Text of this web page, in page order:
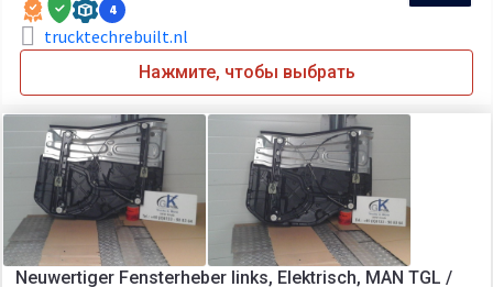
4
trucktechrebuilt.nl
Нажмите, чтобы выбрать
Neuwertiger Fensterheber links, Elektrisch, MAN TGL /